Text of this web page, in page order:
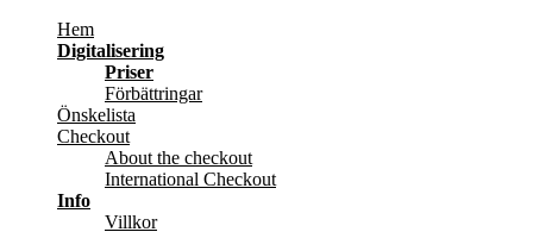
Hem
Digitalisering
Priser
Förbättringar
Önskelista
Checkout
About the checkout
International Checkout
Info
Villkor